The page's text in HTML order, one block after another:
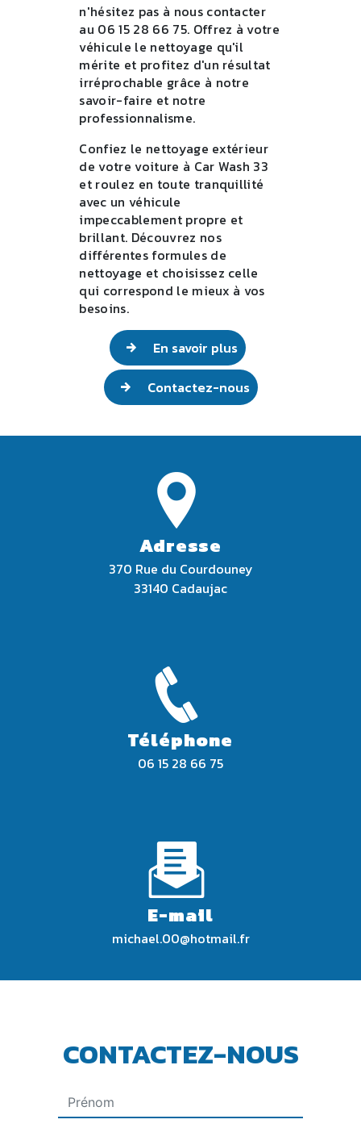
n'hésitez pas à nous contacter
au 06 15 28 66 75. Offrez à votre
véhicule le nettoyage qu'il
mérite et profitez d'un résultat
irréprochable grâce à notre
savoir-faire et notre
professionnalisme.
Confiez le nettoyage extérieur
de votre voiture à Car Wash 33
et roulez en toute tranquillité
avec un véhicule
impeccablement propre et
brillant. Découvrez nos
différentes formules de
nettoyage et choisissez celle
qui correspond le mieux à vos
besoins.
En savoir plus
Contactez-nous
Adresse
370 Rue du Courdouney
33140 Cadaujac
Téléphone
06 15 28 66 75
E-mail
michael.00@hotmail.fr
CONTACTEZ-NOUS